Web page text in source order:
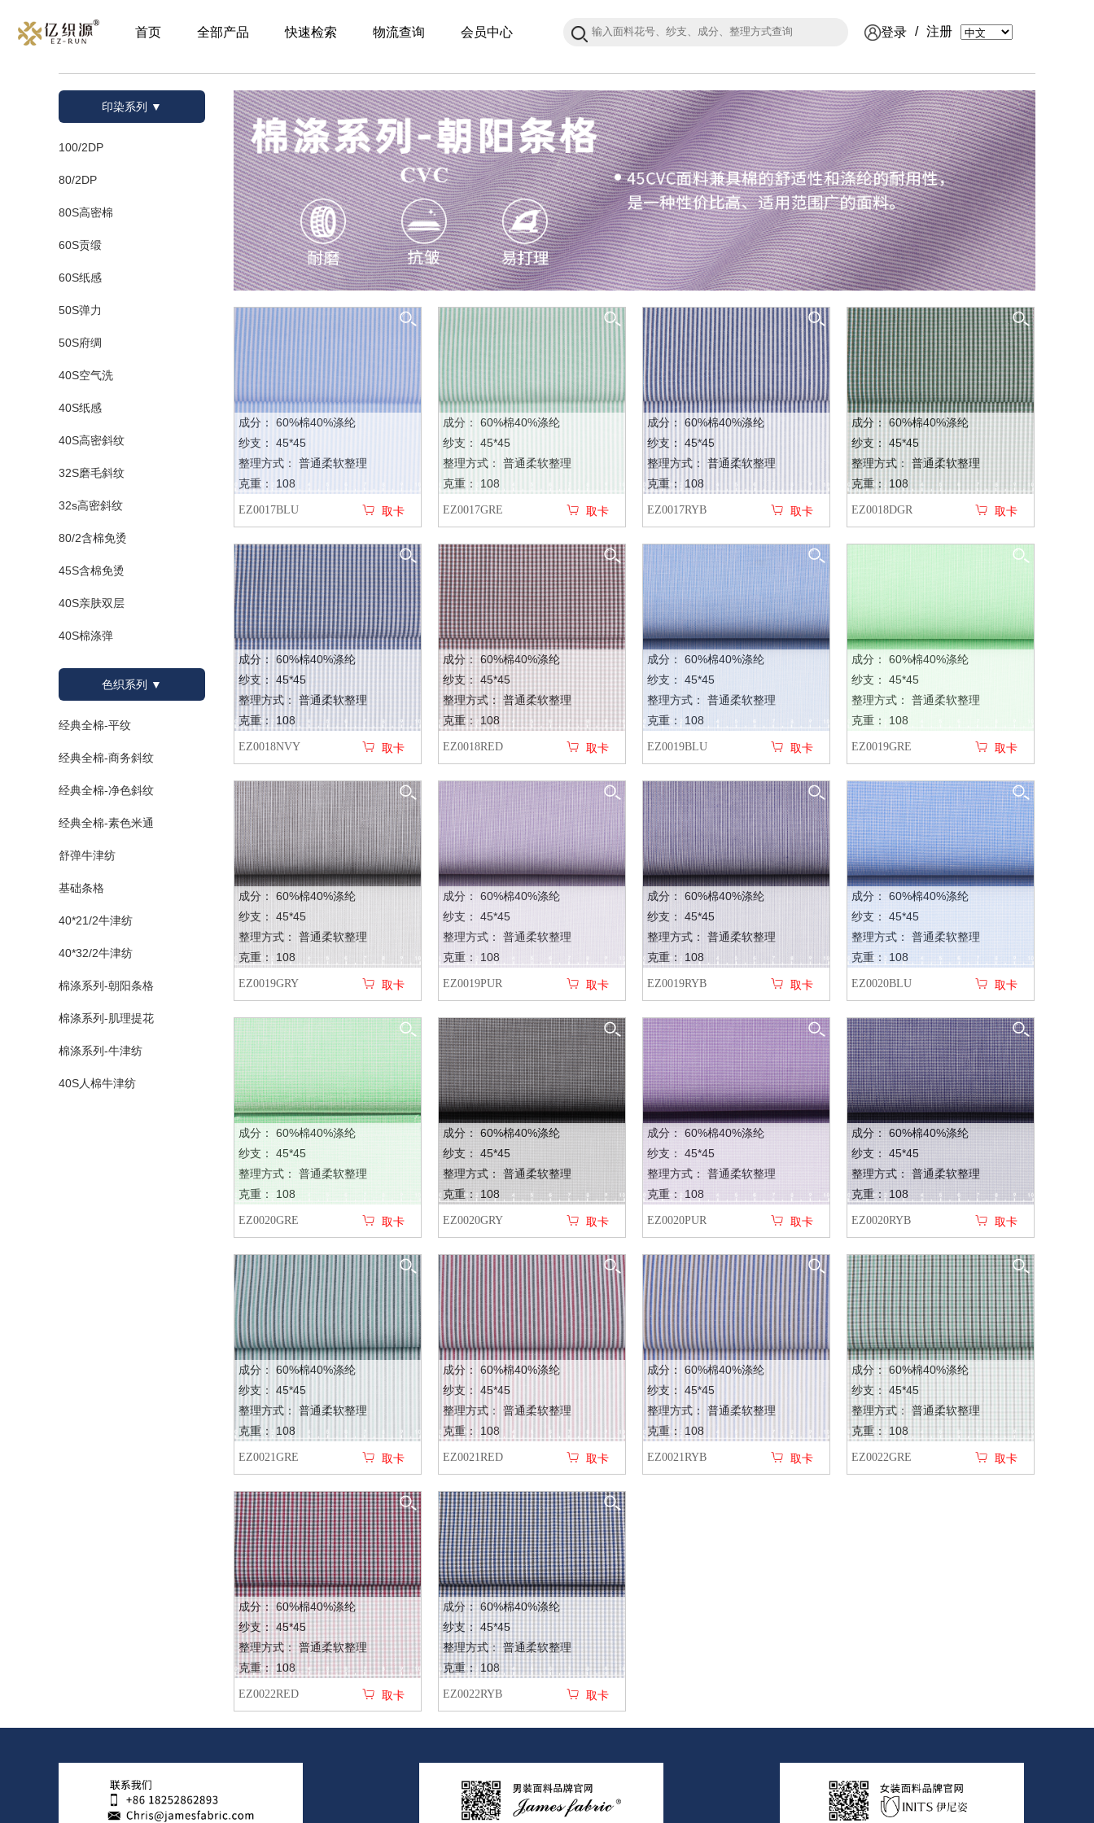
登录 / 注册
首页 全部产品 快速检索 物流查询 会员中心
印染系列 ▼
100/2DP
80/2DP
80S高密棉
60S贡缎
60S纸感
50S弹力
50S府绸
40S空气洗
40S纸感
40S高密斜纹
32S磨毛斜纹
32s高密斜纹
80/2含棉免烫
45S含棉免烫
40S亲肤双层
40S棉涤弹
色织系列 ▼
经典全棉-平纹
经典全棉-商务斜纹
经典全棉-净色斜纹
经典全棉-素色米通
舒弹牛津纺
基础条格
40*21/2牛津纺
40*32/2牛津纺
棉涤系列-朝阳条格
棉涤系列-肌理提花
棉涤系列-牛津纺
40S人棉牛津纺
成分： 60%棉40%涤纶
纱支： 45*45
整理方式： 普通柔软整理
克重： 108
EZ0017BLU 取卡
成分： 60%棉40%涤纶
纱支： 45*45
整理方式： 普通柔软整理
克重： 108
EZ0017GRE 取卡
成分： 60%棉40%涤纶
纱支： 45*45
整理方式： 普通柔软整理
克重： 108
EZ0017RYB 取卡
成分： 60%棉40%涤纶
纱支： 45*45
整理方式： 普通柔软整理
克重： 108
EZ0018DGR 取卡
成分： 60%棉40%涤纶
纱支： 45*45
整理方式： 普通柔软整理
克重： 108
EZ0018NVY 取卡
成分： 60%棉40%涤纶
纱支： 45*45
整理方式： 普通柔软整理
克重： 108
EZ0018RED 取卡
成分： 60%棉40%涤纶
纱支： 45*45
整理方式： 普通柔软整理
克重： 108
EZ0019BLU 取卡
成分： 60%棉40%涤纶
纱支： 45*45
整理方式： 普通柔软整理
克重： 108
EZ0019GRE 取卡
成分： 60%棉40%涤纶
纱支： 45*45
整理方式： 普通柔软整理
克重： 108
EZ0019GRY 取卡
成分： 60%棉40%涤纶
纱支： 45*45
整理方式： 普通柔软整理
克重： 108
EZ0019PUR 取卡
成分： 60%棉40%涤纶
纱支： 45*45
整理方式： 普通柔软整理
克重： 108
EZ0019RYB 取卡
成分： 60%棉40%涤纶
纱支： 45*45
整理方式： 普通柔软整理
克重： 108
EZ0020BLU 取卡
成分： 60%棉40%涤纶
纱支： 45*45
整理方式： 普通柔软整理
克重： 108
EZ0020GRE 取卡
成分： 60%棉40%涤纶
纱支： 45*45
整理方式： 普通柔软整理
克重： 108
EZ0020GRY 取卡
成分： 60%棉40%涤纶
纱支： 45*45
整理方式： 普通柔软整理
克重： 108
EZ0020PUR 取卡
成分： 60%棉40%涤纶
纱支： 45*45
整理方式： 普通柔软整理
克重： 108
EZ0020RYB 取卡
成分： 60%棉40%涤纶
纱支： 45*45
整理方式： 普通柔软整理
克重： 108
EZ0021GRE 取卡
成分： 60%棉40%涤纶
纱支： 45*45
整理方式： 普通柔软整理
克重： 108
EZ0021RED 取卡
成分： 60%棉40%涤纶
纱支： 45*45
整理方式： 普通柔软整理
克重： 108
EZ0021RYB 取卡
成分： 60%棉40%涤纶
纱支： 45*45
整理方式： 普通柔软整理
克重： 108
EZ0022GRE 取卡
成分： 60%棉40%涤纶
纱支： 45*45
整理方式： 普通柔软整理
克重： 108
EZ0022RED 取卡
成分： 60%棉40%涤纶
纱支： 45*45
整理方式： 普通柔软整理
克重： 108
EZ0022RYB 取卡